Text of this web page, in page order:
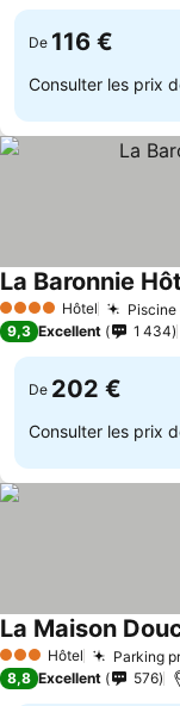
De 116 €
Consulter les prix
4 Étoiles Hôtel
La Baronnie
9,3 Excellent 1 434
De 202 €
Consulter les prix
3 ÉtoilesHôtel Parking
La Maison
8,8 Excellent 576